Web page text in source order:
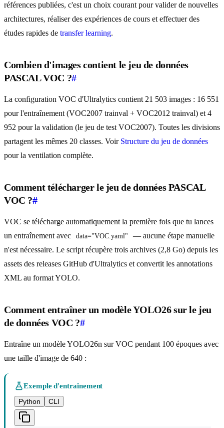
références publiées, c'est un choix courant pour valider de nouvelles
architectures, réaliser des expériences de cours et effectuer des
études rapides de transfer learning.
Combien d'images contient le jeu de données
PASCAL VOC ?#
La configuration VOC d'Ultralytics contient 21 503 images : 16 551
pour l'entraînement (VOC2007 trainval + VOC2012 trainval) et 4
952 pour la validation (le jeu de test VOC2007). Toutes les divisions
partagent les mêmes 20 classes. Voir Structure du jeu de données
pour la ventilation complète.
Comment télécharger le jeu de données PASCAL
VOC ?#
VOC se télécharge automatiquement la première fois que tu lances
un entraînement avec
data="VOC.yaml"
— aucune étape manuelle
n'est nécessaire. Le script récupère trois archives (2,8 Go) depuis les
assets des releases GitHub d'Ultralytics et convertit les annotations
XML au format YOLO.
Comment entraîner un modèle YOLO26 sur le jeu
de données VOC ?#
Entraîne un modèle YOLO26n sur VOC pendant 100 époques avec
une taille d'image de 640 :
Exemple d'entraînement
Python
CLI